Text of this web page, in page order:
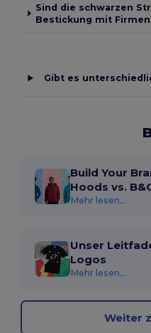
Sind die schwarzen
Bestickung mit
Gibt es
Build Your
Hoods vs.
Mehr lesen...
Unser
Logos
Mehr lesen...
Weiter